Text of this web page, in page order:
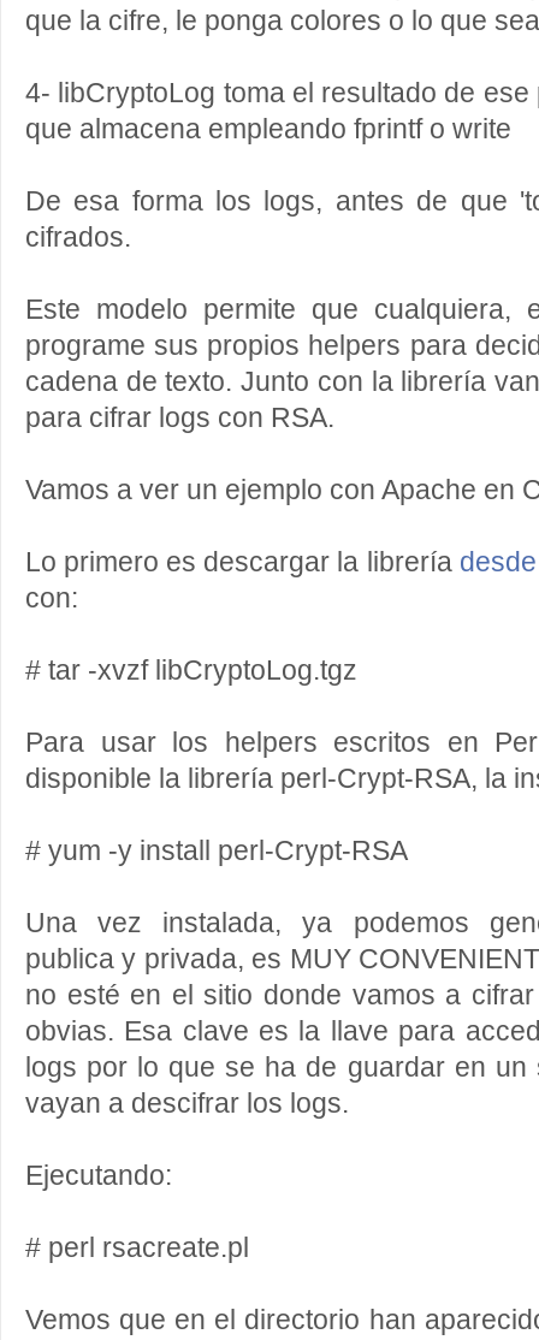
que la cifre, le ponga colores o lo que sea
4- libCryptoLog toma el resultado de
que almacena empleando fprintf o write
De esa forma los logs, antes de que
cifrados.
Este modelo permite que cualquiera,
programe sus propios helpers para
cadena de texto. Junto con la librería
para cifrar logs con RSA.
Vamos a ver un ejemplo con Apache en
Lo primero es descargar la librería
con:
# tar -xvzf libCryptoLog.tgz
Para usar los helpers escritos en
disponible la librería perl-Crypt-RSA, la
# yum -y install perl-Crypt-RSA
Una vez instalada, ya podemos
publica y privada, es MUY
no esté en el sitio donde vamos a
obvias. Esa clave es la llave para
logs por lo que se ha de guardar en
vayan a descifrar los logs.
Ejecutando:
# perl rsacreate.pl
Vemos que en el directorio han